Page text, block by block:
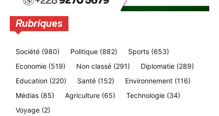
Rubriques
Société (980) Politique (882) Sports (653)
Economie (519) Non classé (291) Diplomatie (289)
Education (220) Santé (152) Environnement (116)
Médias (85) Agriculture (65) Technologie (34)
Voyage (2)